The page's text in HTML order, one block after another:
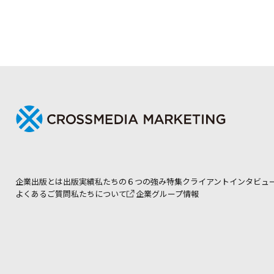
企業出版とは出版実績私たちの６つの強み特集クライアントインタビュ
よくあるご質問私たちについて 企業グループ情報